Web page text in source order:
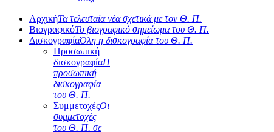
ΑρχικήΤα τελευταία νέα σχετικά με τον Θ. Π.
ΒιογραφικόΤο βιογραφικό σημείωμα του Θ. Π.
ΔισκογραφίαΌλη η δισκογραφία του Θ. Π.
Προσωπική
δισκογραφίαΗ
προσωπική
δισκογραφία
του Θ. Π.
ΣυμμετοχέςΟι
συμμετοχές
του Θ. Π. σε